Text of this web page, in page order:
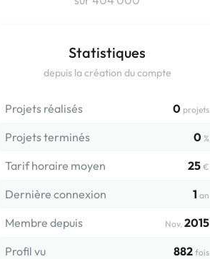
Statistiques
depuis la création du compte
Projets réalisés 0 projets
Projets terminés 0 %
Tarif horaire moyen 25 €
Dernière connexion 1 an
Membre depuis Nov. 2015
Profil vu
882 fois